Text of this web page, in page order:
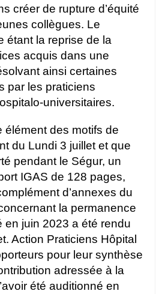
créer de rupture d’équité
collègues. Le
étant la reprise de la
acquis dans une
ainsi certaines
par les praticiens
universitaires.
élément des motifs de
du Lundi 3 juillet et que
pendant le Ségur, un
IGAS de 128 pages,
d’annexes du
la permanence
en juin 2023 a été rendu
Action Praticiens Hôpital
pour leur synthèse
adressée à la
été auditionné en